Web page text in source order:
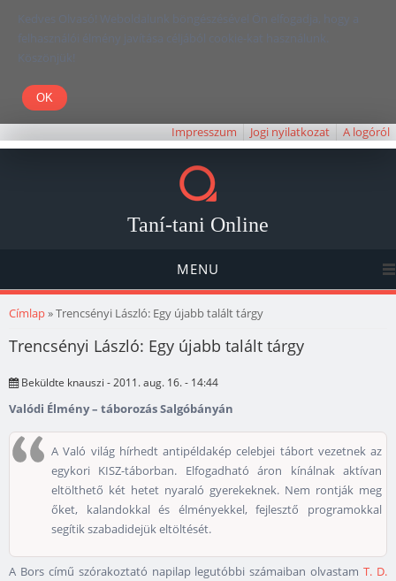
Kedves Olvasó! Weboldalunk böngészésével Ön elfogadja, hogy a
felhasználói élmény javítása céljából cookie-kat használunk.
Köszönjük!
Impresszum Jogi nyilatkozat A logóról
Taní-tani Online
MENU
Jelenlegi hely
Címlap» Trencsényi László: Egy újabb talált tárgy
Trencsényi László: Egy újabb talált tárgy
Beküldte knauszi - 2011. aug. 16. - 14:44
Valódi Élmény – táborozás Salgóbányán
A Való világ hírhedt antipéldakép celebjei tábort vezetnek az
egykori KISZ-táborban. Elfogadható áron kínálnak aktívan
eltölthető két hetet nyaraló gyerekeknek. Nem rontják meg
őket, kalandokkal és élményekkel, fejlesztő programokkal
segítik szabadidejük eltöltését.
A Bors című szórakoztató napilap legutóbbi számaiban olvastamT. D.